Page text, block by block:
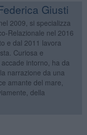
Giusti
2009, si specializza
Relazionale nel 2016
e dal 2011 lavora
Curiosa e
intorno, ha da
narrazione da una
amante del mare,
della